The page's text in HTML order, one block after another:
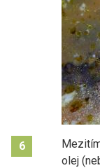
6
olej